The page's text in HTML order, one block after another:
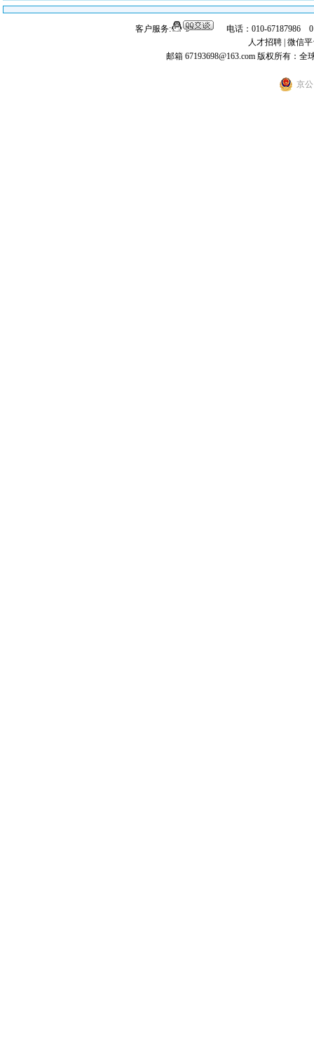
客户服务:
电话：010-67187986
人才招聘 微信
邮箱 67193698@163.com 版权所有：全
京公